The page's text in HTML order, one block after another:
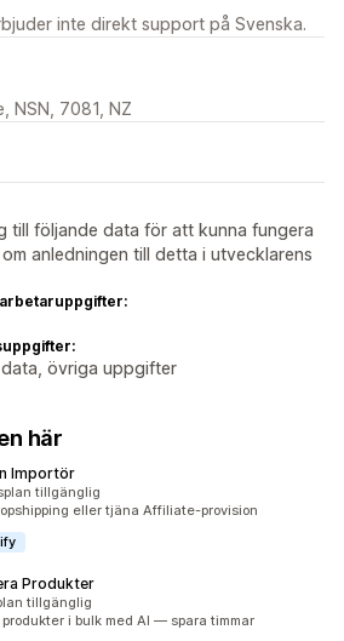
inte direkt support på Svenska.
NSN, 7081, NZ
till följande data för att kunna fungera
anledningen till detta i utvecklarens
övriga uppgifter
här
Importör
tillgänglig
eller tjäna Affiliate-provision
Produkter
tillgänglig
i bulk med AI — spara timmar